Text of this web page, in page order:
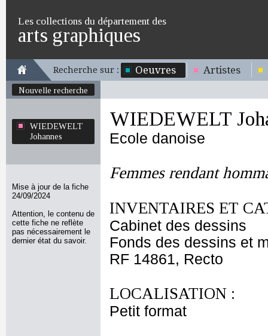
Les collections du département des
arts graphiques
Recherche sur : Oeuvres Artistes
Nouvelle recherche
WIEDEWELT
Johannes
Mise à jour de la fiche
24/09/2024
Attention, le contenu de
cette fiche ne reflète
pas nécessairement le
dernier état du savoir.
WIEDEWELT
Ecole danoise
Femmes rendant
INVENTAIRES ET
Cabinet des dessins
Fonds des dessins et
RF 14861, Recto
LOCALISATION :
Petit format